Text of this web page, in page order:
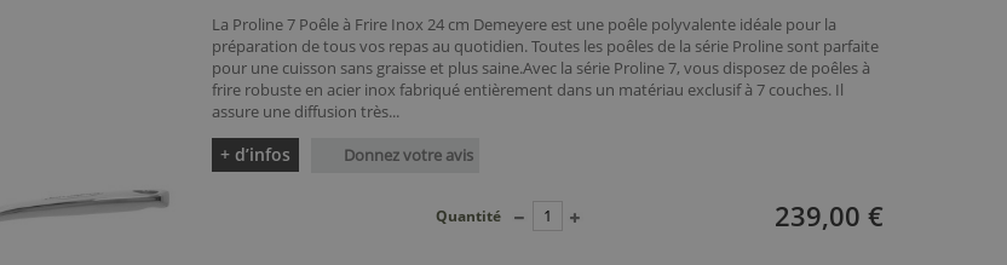
La Proline 7 Poêle à Frire Inox 24 cm Demeyere est une poêle polyvalente idéale pour la
préparation de tous vos repas au quotidien. Toutes les poêles de la série Proline sont parfaite
pour une cuisson sans graisse et plus saine.Avec la série Proline 7, vous disposez de poêles à
frire robuste en acier inox fabriqué entièrement dans un matériau exclusif à 7 couches. Il
assure une diffusion très...
+ d’infos Donnez votre avis
239,00 €
Quantité